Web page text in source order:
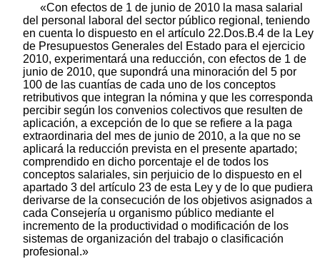
«Con efectos de 1 de junio de 2010 la masa salarial
del personal laboral del sector público regional, teniendo
en cuenta lo dispuesto en el artículo 22.Dos.B.4 de la Ley
de Presupuestos Generales del Estado para el ejercicio
2010, experimentará una reducción, con efectos de 1 de
junio de 2010, que supondrá una minoración del 5 por
100 de las cuantías de cada uno de los conceptos
retributivos que integran la nómina y que les corresponda
percibir según los convenios colectivos que resulten de
aplicación, a excepción de lo que se refiere a la paga
extraordinaria del mes de junio de 2010, a la que no se
aplicará la reducción prevista en el presente apartado;
comprendido en dicho porcentaje el de todos los
conceptos salariales, sin perjuicio de lo dispuesto en el
apartado 3 del artículo 23 de esta Ley y de lo que pudiera
derivarse de la consecución de los objetivos asignados a
cada Consejería u organismo público mediante el
incremento de la productividad o modificación de los
sistemas de organización del trabajo o clasificación
profesional.»